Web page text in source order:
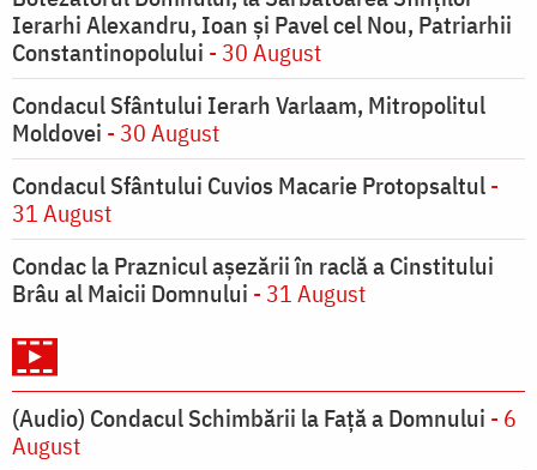
Ierarhi Alexandru, Ioan şi Pavel cel Nou, Patriarhii
Constantinopolului - 30 August
Condacul Sfântului Ierarh Varlaam, Mitropolitul
Moldovei - 30 August
Condacul Sfântului Cuvios Macarie Protopsaltul-
31 August
Condac la Praznicul aşezării în raclă a Cinstitului
Brâu al Maicii Domnului - 31 August
(Audio) Condacul Schimbării la Față a Domnului - 6
August